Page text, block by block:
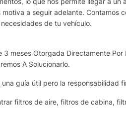
a seguir adelante.
de tu vehículo.
3 meses Otorgada Directamente
A Solucionarlo.
guía útil pero la
filtros de aire, filtros de cabina,